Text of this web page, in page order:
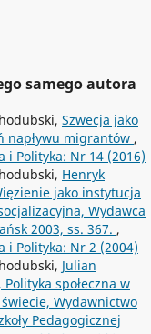
samego autora
Szwecja jako
napływu migrantów ,
i Polityka: Nr 14 (2016)
Henryk
jako instytucja
Wydawca
2003, ss. 367. ,
i Polityka: Nr 2 (2004)
Julian
społeczna w
Wydawnictwo
Pedagogicznej